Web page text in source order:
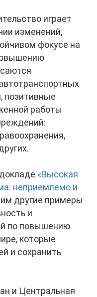
играет
изменений,
фокусе на
позитивные
работы
«Высокая
неприемлемо и
другие примеры
и
по повышению
которые
и сохранить
и Центральная